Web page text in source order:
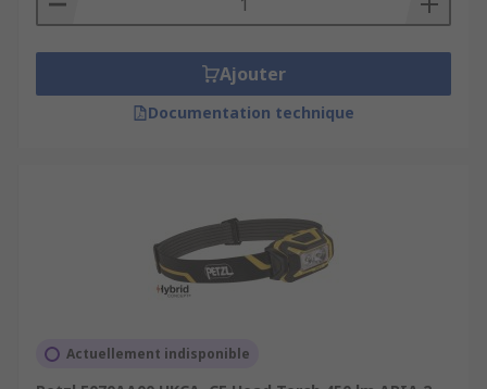
Ajouter
Documentation technique
Actuellement indisponible